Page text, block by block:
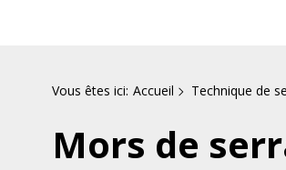
Vous êtes ici: Accueil Technique de
Mors de